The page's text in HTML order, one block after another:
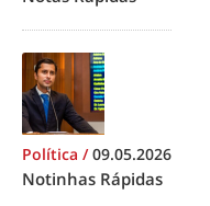
Política /09.05.2026
Notinhas Rápidas